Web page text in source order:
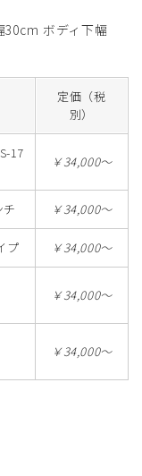
30cm ボディ下幅
定価（税
別）
17
￥34,000～
￥34,000～
プ ￥34,000～
￥34,000～
￥34,000～